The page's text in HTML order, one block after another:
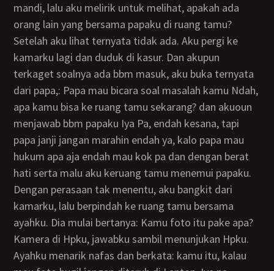
mandi, lalu aku melirik untuk melihat, apakah ada
orang lain yang bersama papaku di ruang tamu?
Setelah aku lihat ternyata tidak ada. Aku pergi ke
kamarku lagi dan duduk di kasur. Dan akupun
terkaget soalnya ada bbm masuk, aku buka ternyata
dari papa,: Papa mau bicara soal masalah kamu Ndah,
apa kamu bisa ke ruang tamu sekarang? dan akuoun
menjawab bbm papaku Iya Pa, endah kesana, tapi
papa janji jangan marahin endah ya, kalo papa mau
hukum apa aja endah mau kok pa dan dengan berat
hati serta malu aku keruang tamu menemui papaku.
Dengan perasaan tak menentu, aku bangkit dari
kamarku, lalu berpindah ke ruang tamu bersama
ayahku. Dia mulai bertanya: Kamu foto itu pake apa?
Kamera di Hpku, jawabku sambil menunjukan Hpku.
Ayahku menarik nafas dan berkata: kamu itu, kalau